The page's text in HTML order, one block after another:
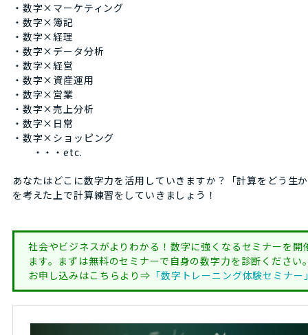
・数字×マーケティング
・数字×簿記
・数字×経理
・数字×データ分析
・数字×経営
・数字×資産運用
・数字×営業
・数字×売上分析
・数字×日常
・数字×ショッピング
・・・etc.
あなたはどこに数字力を活用していきますか？「計算をどう生
を考えた上で計算練習をしていきましょう！
社会やビジネスがよりわかる！数字に強くなるセミナーを開
ます。まずは無料のセミナーで自身の数字力を診断ください
お申し込みはこちらより⇒ 「数字トレーニング体験セミナー